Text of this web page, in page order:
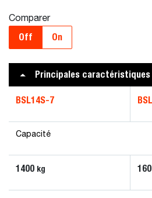
Comparer
Off On
Principales
BSL14S-7
Capacité
1400 kg